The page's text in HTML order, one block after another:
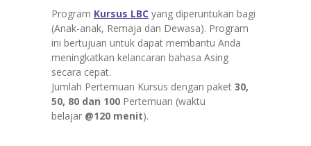
Program Kursus LBC yang diperuntukan bagi
(Anak-anak, Remaja dan Dewasa). Program
ini bertujuan untuk dapat membantu Anda
meningkatkan kelancaran bahasa Asing
secara cepat.
Jumlah Pertemuan Kursus dengan paket 30,
50, 80 dan 100 Pertemuan (waktu
belajar @120 menit).